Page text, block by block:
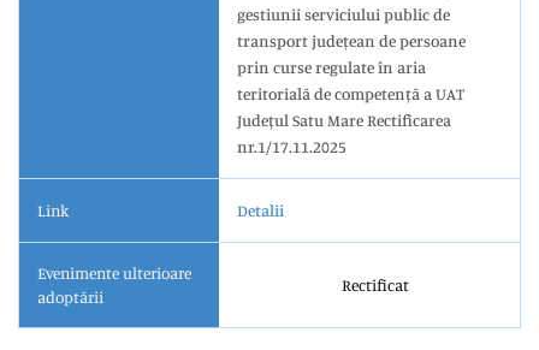
gestiunii serviciului public de
transport județean de persoane
prin curse regulate în aria
teritorială de competență a UAT
Județul Satu Mare Rectificarea
nr.1/17.11.2025
Link Detalii
Evenimente ulterioare
adoptării
Rectificat